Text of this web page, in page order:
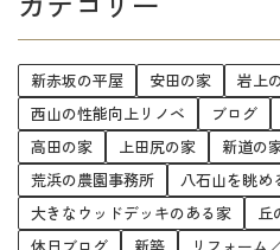
新赤坂の平屋 安田の家 岩上
西山の性能向上リノベ
ブログ
高田の家
上田尻の家 新道の
荒浜の農園事務所
八石山を眺め
大きなウッドデッキのある家
丘